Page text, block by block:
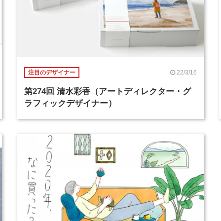
注目のデザイナー 22/3/16
第274回 清水彩香（アートディレクター・グ
ラフィックデザイナー）